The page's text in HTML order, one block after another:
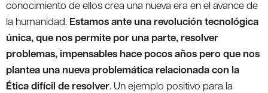
conocimiento de ellos crea una nueva era en el avance de
la humanidad. Estamos ante una revolución tecnológica
única, que nos permite por una parte, resolver
problemas, impensables hace pocos años pero que nos
plantea una nueva problemática relacionada con la
Ética difícil de resolver. Un ejemplo positivo para la